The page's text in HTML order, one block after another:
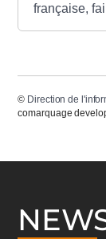
française,
© Direction de
comarquage